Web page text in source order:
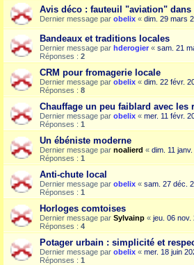
Avis déco : fauteuil "aviation"
Dernier message par obelix « dim. 29 mars
Bandeaux et traditions locales
Dernier message par hderogier « sam. 21
Réponses : 2
CRM pour fromagerie locale
Dernier message par obelix « dim. 22 févr.
Réponses : 8
Chauffage un peu faiblard avec les
Dernier message par obelix « mer. 11 févr.
Réponses : 1
Un ébéniste moderne
Dernier message par noalierd « dim. 11
Réponses : 1
Anti-chute local
Dernier message par obelix « sam. 27 déc.
Réponses : 1
Horloges comtoises
Dernier message par Sylvainp « jeu. 06 nov.
Réponses : 4
Potager urbain : simplicité et
Dernier message par obelix « mer. 18 juin
Réponses : 1